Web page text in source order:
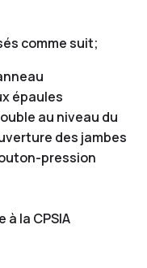
comme suit;
épaules
au niveau du
des jambes
pression
la CPSIA